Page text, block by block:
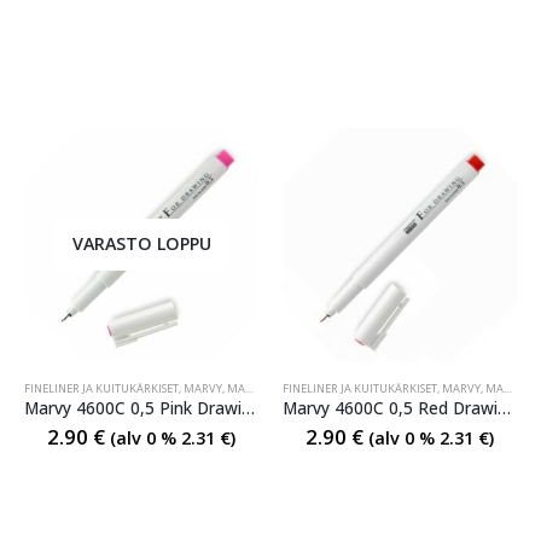
VARASTO LOPPU
FINELINER JA KUITUKÄRKISET, MARVY, MARVY TUSSIT ,MARVY TUSSIT
Marvy 4600C 0,5 Pink Drawing Pen
2.90 € (alv 0 % 2.31 €)
FINELINER JA KUITUKÄRKISET, MARVY, MARVY TUSSIT
Marvy 4600C 0,5 Red Drawing Pen
2.90 € (alv 0 % 2.31 €)